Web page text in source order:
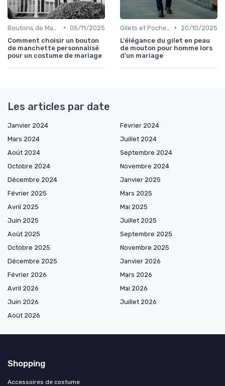
• 05/11/2025
Comment choisir un bouton
de manchette personnalisé
pour un costume de mariage
•
20/10/2025
L'élégance du gilet en peau
de mouton pour homme lors
d'un mariage
Les articles par date
Janvier 2024
Février 2024
Mars 2024
Juillet 2024
Août 2024
Septembre 2024
Octobre 2024
Novembre 2024
Décembre 2024
Janvier 2025
Février 2025
Mars 2025
Avril 2025
Mai 2025
Juin 2025
Juillet 2025
Août 2025
Septembre 2025
Octobre 2025
Novembre 2025
Décembre 2025
Janvier 2026
Février 2026
Mars 2026
Avril 2026
Mai 2026
Juin 2026
Juillet 2026
Août 2026
Shopping
Accessoires de costume